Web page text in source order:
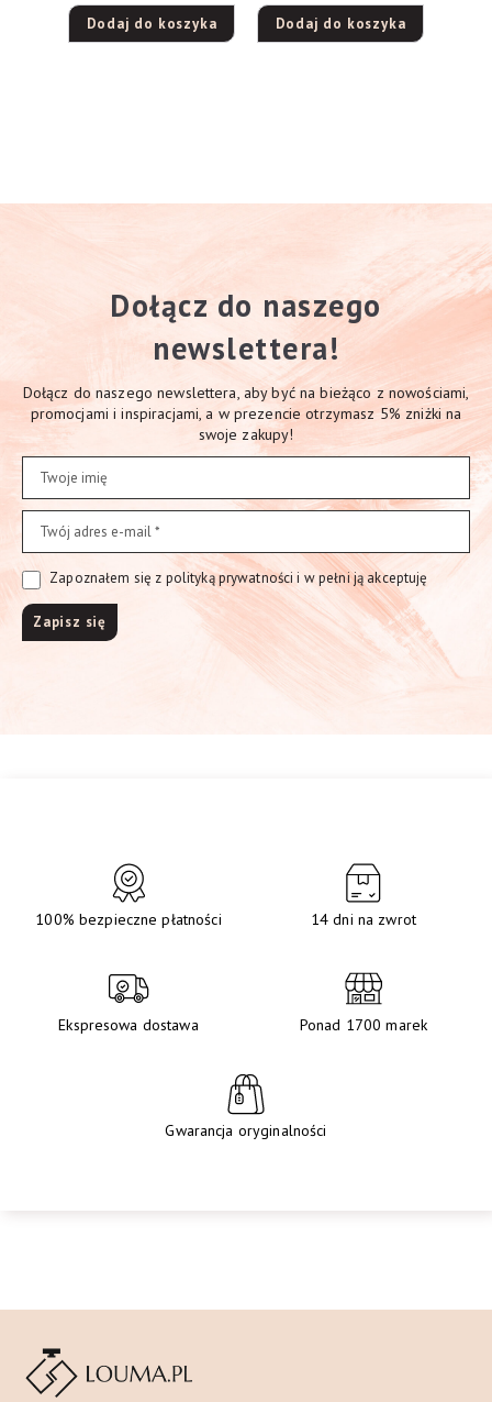
Dodaj do koszyka Dodaj do koszyka
Dołącz do naszego
newslettera!
Dołącz do naszego newslettera, aby być na bieżąco z nowościami,
promocjami i inspiracjami, a w prezencie otrzymasz 5% zniżki na
swoje zakupy!
Zapoznałem się z polityką prywatności i w pełni ją akceptuję
100% bezpieczne płatności 14 dni na zwrot
Ekspresowa dostawa Ponad 1700 marek
Gwarancja oryginalności